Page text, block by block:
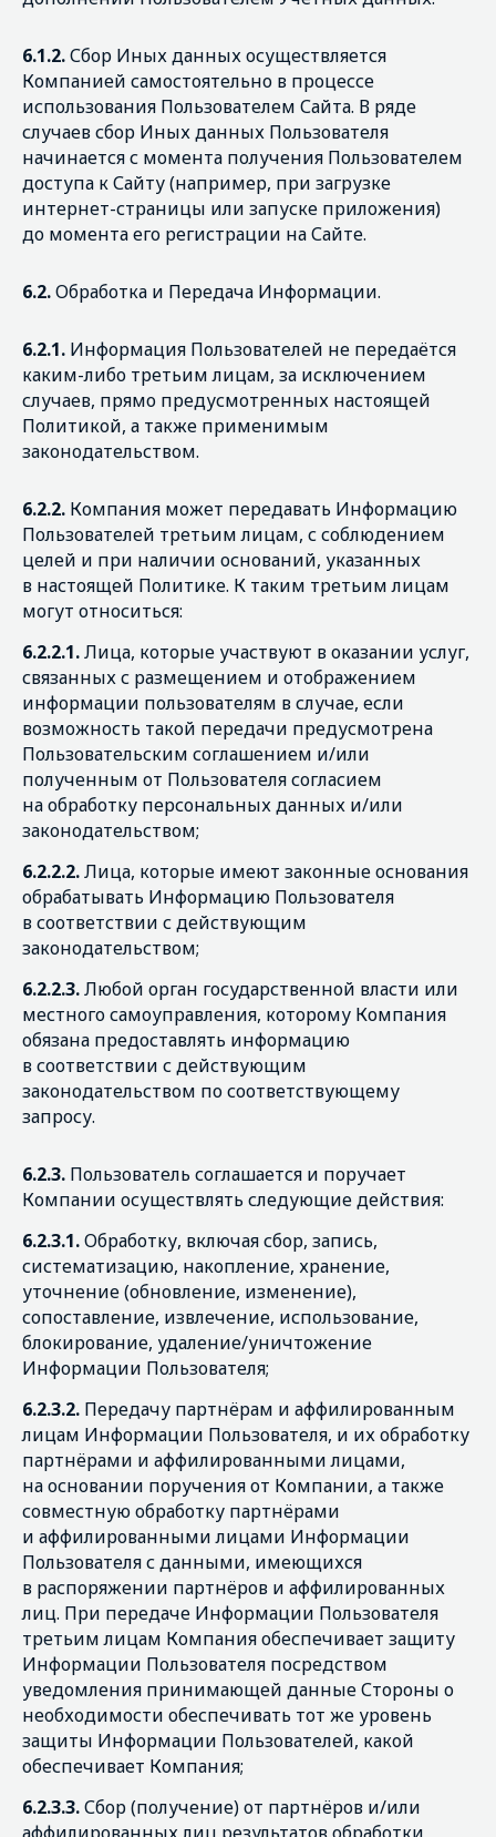
6.1.2.Сбор Иных данных осуществляется
Компанией самостоятельно в процессе
использования Пользователем Сайта. В ряде
случаев сбор Иных данных Пользователя
начинается с момента получения Пользователем
доступа к Сайту (например, при загрузке
интернет-страницы или запуске приложения)
до момента его регистрации на Сайте.
6.2.Обработка и Передача Информации.
6.2.1. Информация Пользователей не передаётся
каким-либо третьим лицам, за исключением
случаев, прямо предусмотренных настоящей
Политикой, а также применимым
законодательством.
6.2.2. Компания может передавать Информацию
Пользователей третьим лицам, с соблюдением
целей и при наличии оснований, указанных
в настоящей Политике. К таким третьим лицам
могут относиться:
6.2.2.1.Лица, которые участвуют в оказании услуг,
связанных с размещением и отображением
информации пользователям в случае, если
возможность такой передачи предусмотрена
Пользовательским соглашением и/или
полученным от Пользователя согласием
на обработку персональных данных и/или
законодательством;
6.2.2.2.Лица, которые имеют законные основания
обрабатывать Информацию Пользователя
в соответствии с действующим
законодательством;
6.2.2.3.Любой орган государственной власти или
местного самоуправления, которому Компания
обязана предоставлять информацию
в соответствии с действующим
законодательством по соответствующему
запросу.
6.2.3. Пользователь соглашается и поручает
Компании осуществлять следующие действия:
6.2.3.1.Обработку, включая сбор, запись,
систематизацию, накопление, хранение,
уточнение (обновление, изменение),
сопоставление, извлечение, использование,
блокирование, удаление/уничтожение
Информации Пользователя;
6.2.3.2. Передачу партнёрам и аффилированным
лицам Информации Пользователя, и их обработку
партнёрами и аффилированными лицами,
на основании поручения от Компании, а также
совместную обработку партнёрами
и аффилированными лицами Информации
Пользователя с данными, имеющихся
в распоряжении партнёров и аффилированных
лиц. При передаче Информации Пользователя
третьим лицам Компания обеспечивает защиту
Информации Пользователя посредством
уведомления принимающей данные Стороны о
необходимости обеспечивать тот же уровень
защиты Информации Пользователей, какой
обеспечивает Компания;
6.2.3.3.Сбор (получение) от партнёров и/или